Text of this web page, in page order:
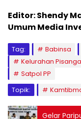
Editor: Shendy
Umum Media
Tag: Babinsa
Kelurahan
Satpol PP
Topik:
Gelar